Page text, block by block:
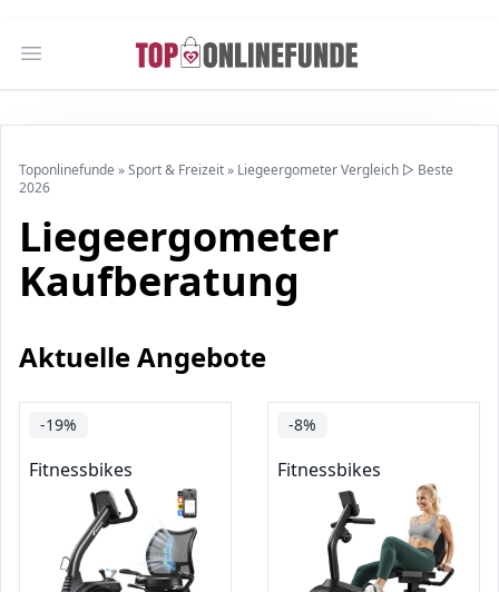
Open main menu
Toponlinefunde »Sport & Freizeit» Liegeergometer Vergleich ▷ Beste
2026
Liegeergometer
Kaufberatung
Aktuelle Angebote
-19%
Fitnessbikes
-8%
Fitnessbikes